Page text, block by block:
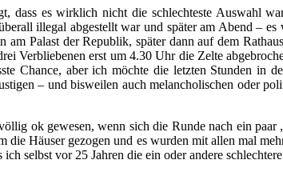
dass es wirklich nicht die schlechteste Auswahl
illegal abgestellt war und später am Abend –
am Palast der Republik, später dann auf dem
Verbliebenen erst um 4.30 Uhr die Zelte
Chance, aber ich möchte die letzten Stunden in
– und bisweilen auch melancholischen oder
ok gewesen, wenn sich die Runde nach ein
die Häuser gezogen und es wurden mit allen mal
selbst vor 25 Jahren die ein oder andere